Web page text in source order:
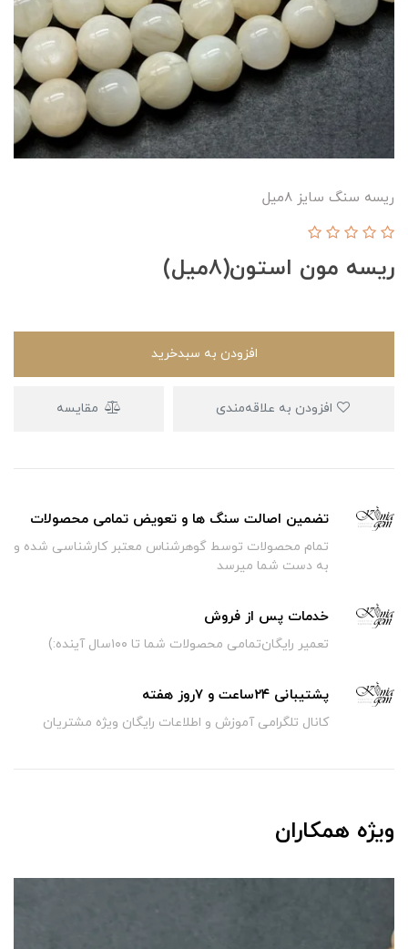
ریسه سنگ سایز ۸میل
ریسه مون استون(۸میل)
افزودن به سبدخرید
مقایسه
تضمین اصالت سنگ ها و تعویض تمامی محصولات
تمام محصولات توسط گوهرشناس معتبر کارشناسی شده و
به دست شما میرسد
خدمات پس از فروش
تعمیر رایگان‌تمامی محصولات شما تا ۱۰۰سال آینده:)
پشتیبانی ۲۴ساعت و ۷روز هفته
کانال تلگرامی آموزش و اطلاعات رایگان ویژه مشتریان
ویژه همکاران